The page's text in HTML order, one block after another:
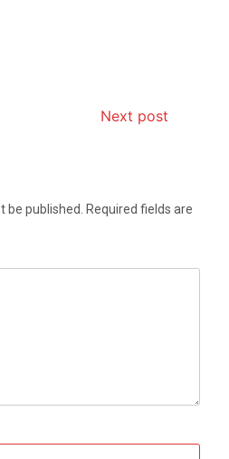
Next post
be published.
Required fields are